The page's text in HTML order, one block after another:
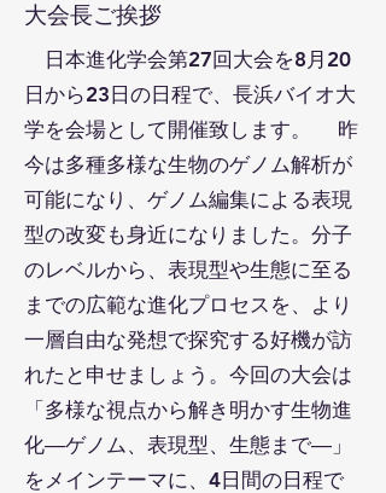
​大会長ご挨拶
日本進化学会第27回大会を8月20
日から23日の日程で、長浜バイオ大
学を会場として開催致します。 昨
今は多種多様な生物のゲノム解析が
可能になり、ゲノム編集による表現
型の改変も身近になりました。分子
のレベルから、表現型や生態に至る
までの広範な進化プロセスを、より
一層自由な発想で探究する好機が訪
れたと申せましょう。今回の大会は
「多様な視点から解き明かす生物進
化―ゲノム、表現型、生態まで―」
をメインテーマに、4日間の日程で